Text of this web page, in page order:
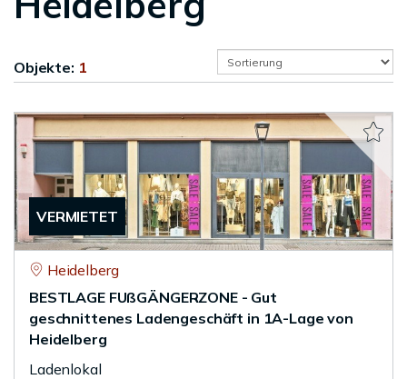
Objekte: 1
VERMIETET
Heidelberg
BESTLAGE FUßGÄNGERZONE - Gut
geschnittenes Ladengeschäft in 1A-Lage von
Heidelberg
Ladenlokal